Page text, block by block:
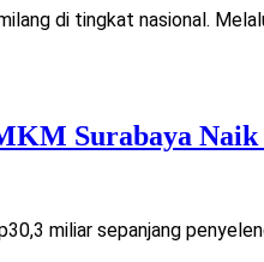
di tingkat nasional.
Surabaya Naik
miliar sepanjang